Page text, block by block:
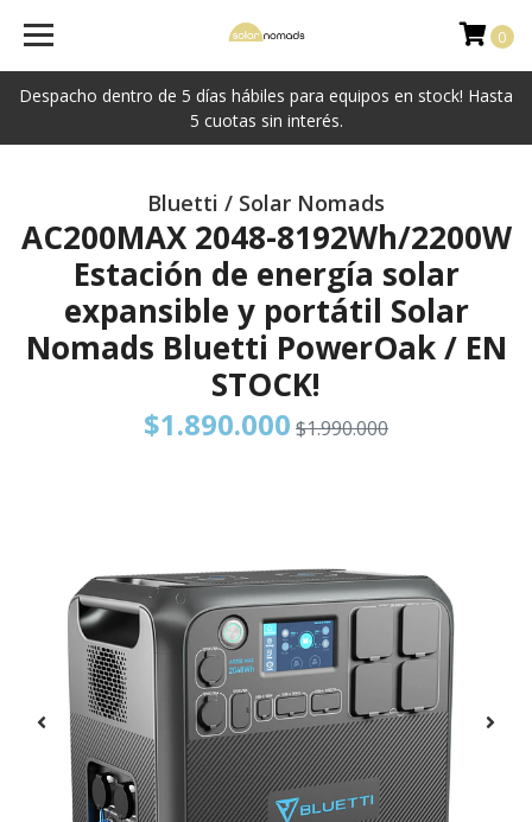
Despacho dentro de 5 días hábiles para equipos en stock! Hasta
5 cuotas sin interés.
0
Bluetti / Solar Nomads
AC200MAX 2048-8192Wh/2200W
Estación de energía solar
expansible y portátil Solar
Nomads Bluetti PowerOak / EN
STOCK!
$1.890.000 $1.990.000